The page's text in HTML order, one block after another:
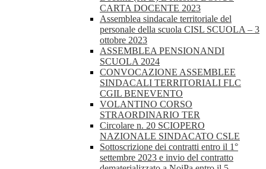
CARTA DOCENTE 2023
Assemblea sindacale territoriale del
personale della scuola CISL SCUOLA – 3
ottobre 2023
ASSEMBLEA PENSIONANDI
SCUOLA 2024
CONVOCAZIONE ASSEMBLEE
SINDACALI TERRITORIALI FLC
CGIL BENEVENTO
VOLANTINO CORSO
STRAORDINARIO TER
Circolare n. 20 SCIOPERO
NAZIONALE SINDACATO CSLE
Sottoscrizione dei contratti entro il 1°
settembre 2023 e invio del contratto